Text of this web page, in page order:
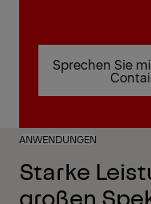
Sprechen Sie
ANWENDUNGEN
Starke
großen